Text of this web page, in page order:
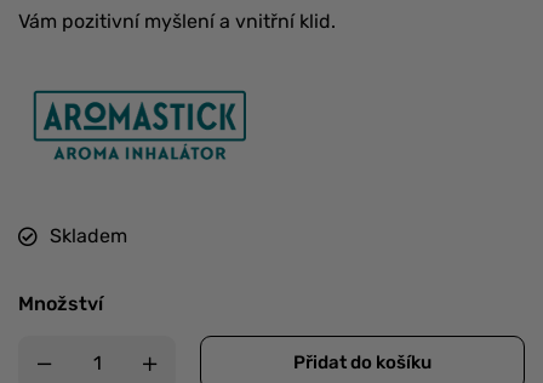
Vám pozitivní myšlení a vnitřní klid.
Skladem
Množství
Přidat do košíku